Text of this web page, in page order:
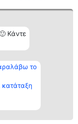
Κάντε
το
Επικοινωνία
Επικοινωνία